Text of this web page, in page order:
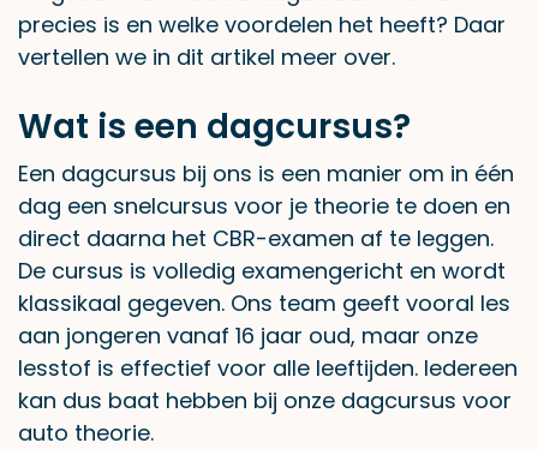
precies is en welke voordelen het heeft? Daar
vertellen we in dit artikel meer over.
Wat is een dagcursus?
Een dagcursus bij ons is een manier om in één
dag een snelcursus voor je theorie te doen en
direct daarna het CBR-examen af te leggen.
De cursus is volledig examengericht en wordt
klassikaal gegeven. Ons team geeft vooral les
aan jongeren vanaf 16 jaar oud, maar onze
lesstof is effectief voor alle leeftijden. Iedereen
kan dus baat hebben bij onze dagcursus voor
auto theorie.